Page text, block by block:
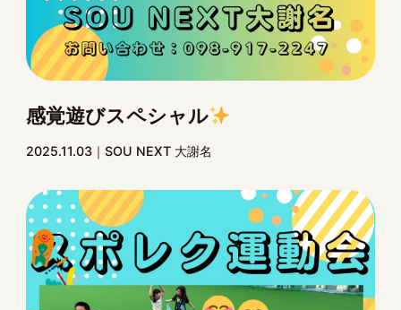
感覚遊びスペシャル
2025.11.03 SOU NEXT 大謝名